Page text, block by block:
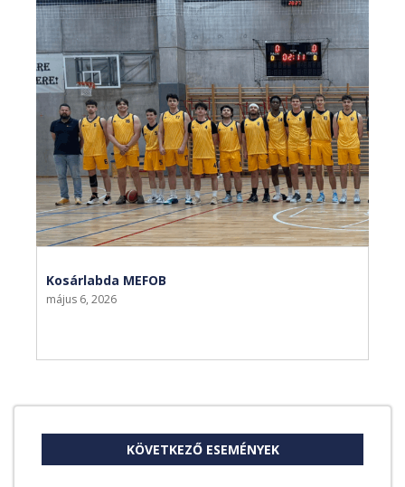
Kosárlabda MEFOB
május 6, 2026
KÖVETKEZŐ ESEMÉNYEK